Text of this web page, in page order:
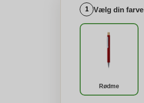
1 Vælg din farve
Rødme